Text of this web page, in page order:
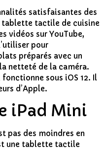
satisfaisantes des
tactile de cuisine
vidéos sur YouTube,
pour
préparés avec un
netteté de la caméra.
sous iOS 12. Il
d’Apple.
iPad Mini
pas des moindres en
une tablette tactile